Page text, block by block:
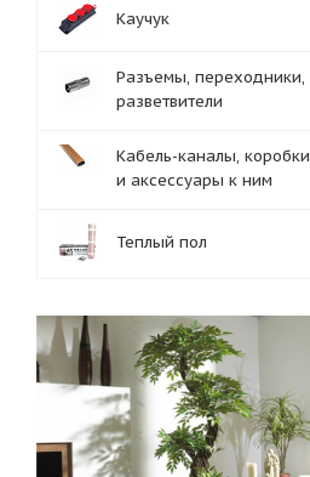
Каучук
Разъемы, переходники,
разветвители
Кабель-каналы, коробки
и аксессуары к ним
Теплый пол